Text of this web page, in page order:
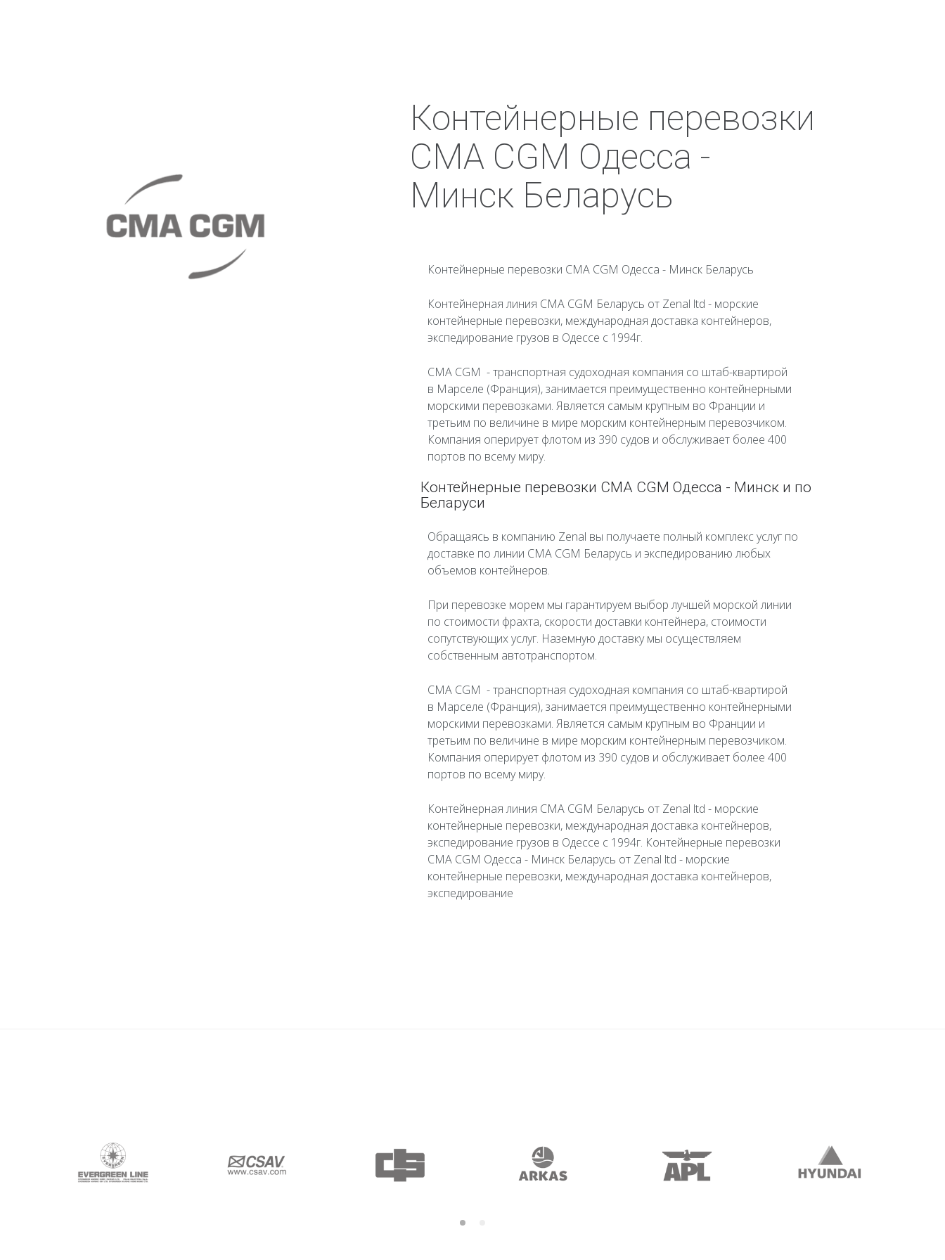
Контейнерные перевозки
CMA CGM Одесса -
Минск Беларусь
Контейнерные перевозки CMA CGM Одесса - Минск Беларусь
Контейнерная линия CMA CGM Беларусь от Zenal ltd - морские
контейнерные перевозки, международная доставка контейнеров,
экспедирование грузов в Одессе с 1994г.
CMA CGM - транспортная судоходная компания со штаб-квартирой
в Марселе (Франция), занимается преимущественно контейнерными
морскими перевозками. Является самым крупным во Франции и
третьим по величине в мире морским контейнерным перевозчиком.
Компания оперирует флотом из 390 судов и обслуживает более 400
портов по всему миру.
Контейнерные перевозки CMA CGM Одесса - Минск и по
Беларуси
Обращаясь в компанию Zenal вы получаете полный комплекс услуг по
доставке по линии CMA CGM Беларусь и экспедированию любых
объемов контейнеров.
При перевозке морем мы гарантируем выбор лучшей морской линии
по стоимости фрахта, скорости доставки контейнера, стоимости
сопутствующих услуг. Наземную доставку мы осуществляем
собственным автотранспортом.
CMA CGM - транспортная судоходная компания со штаб-квартирой
в Марселе (Франция), занимается преимущественно контейнерными
морскими перевозками. Является самым крупным во Франции и
третьим по величине в мире морским контейнерным перевозчиком.
Компания оперирует флотом из 390 судов и обслуживает более 400
портов по всему миру.
Контейнерная линия CMA CGM Беларусь от Zenal ltd - морские
контейнерные перевозки, международная доставка контейнеров,
экспедирование грузов в Одессе с 1994г. Контейнерные перевозки
CMA CGM Одесса - Минск Беларусь от Zenal ltd - морские
контейнерные перевозки, международная доставка контейнеров,
экспедирование